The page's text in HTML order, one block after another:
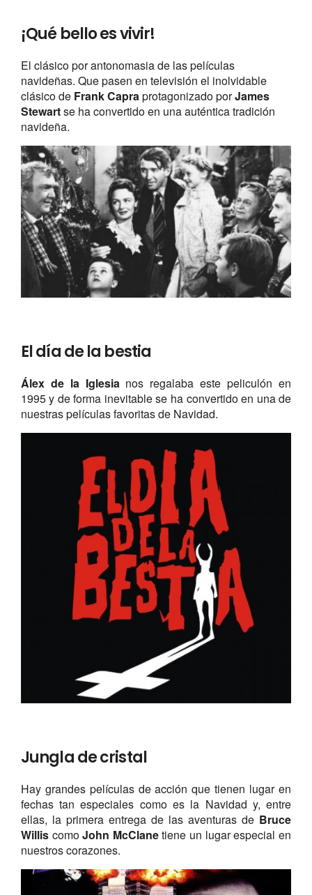
¡Qué bello es vivir!
El clásico por antonomasia de las películas
navideñas. Que pasen en televisión el inolvidable
clásico de Frank Capra protagonizado porJames
Stewartse ha convertido en una auténtica tradición
navideña.
El día de la bestia
Álex de la Iglesianos regalaba este peliculón en
1995 y de forma inevitable se ha convertido en una de
nuestras películas favoritas de Navidad.
Jungla de cristal
Hay grandes películas de acción que tienen lugar en
fechas tan especiales como es la Navidad y, entre
ellas, la primera entrega de las aventuras de Bruce
WilliscomoJohn McClanetiene un lugar especial en
nuestros corazones.